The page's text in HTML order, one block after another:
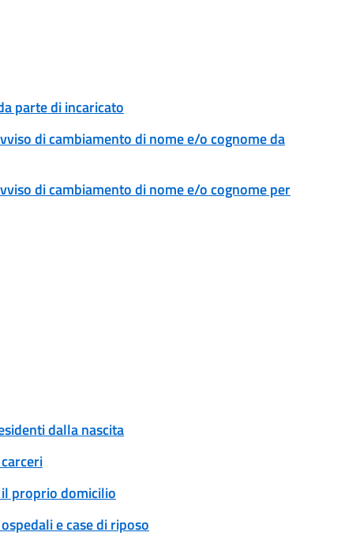
parte di incaricato
di cambiamento di nome e/o cognome da
di cambiamento di nome e/o cognome per
dalla nascita
proprio domicilio
e case di riposo